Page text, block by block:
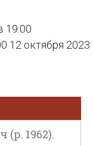
19:00
12 октября 2023
1962).